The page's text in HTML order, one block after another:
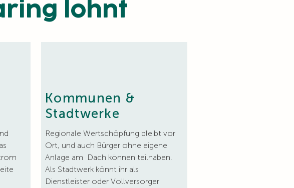
lohnt
Kommunen &
Stadtwerke
Regionale Wertschöpfung bleibt vor
Ort, und auch Bürger ohne eigene
Anlage am Dach können teilhaben.
Als Stadtwerk könnt ihr als
Dienstleister oder Vollversorger